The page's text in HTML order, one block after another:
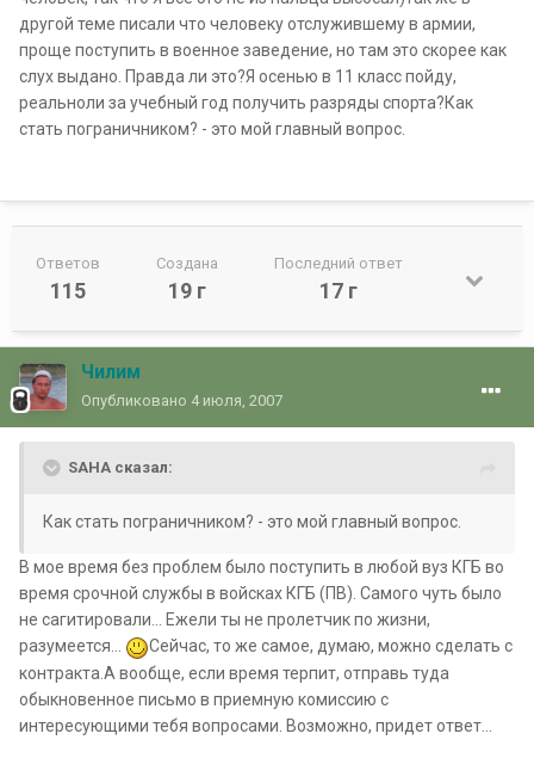
другой теме писали что человеку отслужившему в армии,
проще поступить в военное заведение, но там это скорее как
слух выдано. Правда ли это?Я осенью в 11 класс пойду,
реальноли за учебный год получить разряды спорта?Как
стать пограничником? - это мой главный вопрос.
Ответов
115
Создана
19 г
Последний ответ
17 г
Чилим
Опубликовано 4 июля, 2007
SAHA сказал:
Как стать пограничником? - это мой главный вопрос.
В мое время без проблем было поступить в любой вуз КГБ во
время срочной службы в войсках КГБ (ПВ). Самого чуть было
не сагитировали... Ежели ты не пролетчик по жизни,
разумеется...
Сейчас, то же самое, думаю, можно сделать с
контракта.А вообще, если время терпит, отправь туда
обыкновенное письмо в приемную комиссию с
интересующими тебя вопросами. Возможно, придет ответ...